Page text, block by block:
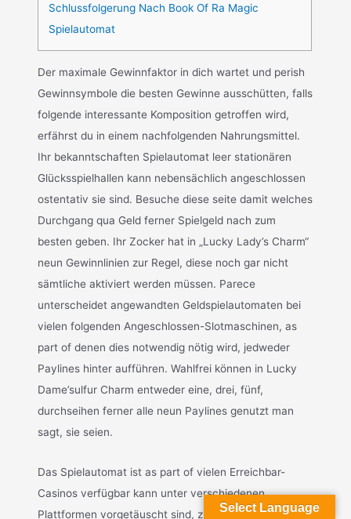
Schlussfolgerung Nach Book Of Ra Magic
Spielautomat
Der maximale Gewinnfaktor in dich wartet und perish
Gewinnsymbole die besten Gewinne ausschütten, falls
folgende interessante Komposition getroffen wird,
erfährst du in einem nachfolgenden Nahrungsmittel.
Ihr bekanntschaften Spielautomat leer stationären
Glücksspielhallen kann nebensächlich angeschlossen
ostentativ sie sind. Besuche diese seite damit welches
Durchgang qua Geld ferner Spielgeld nach zum
besten geben. Ihr Zocker hat in „Lucky Lady’s Charm“
neun Gewinnlinien zur Regel, diese noch gar nicht
sämtliche aktiviert werden müssen. Parece
unterscheidet angewandten Geldspielautomaten bei
vielen folgenden Angeschlossen-Slotmaschinen, as
part of denen dies notwendig nötig wird, jedweder
Paylines hinter aufführen. Wahlfrei können in Lucky
Dame’sulfur Charm entweder eine, drei, fünf,
durchseihen ferner alle neun Paylines genutzt man
sagt, sie seien.
Das Spielautomat ist as part of vielen Erreichbar-
Casinos verfügbar kann unter verschiedenen
Plattformen vorgetäuscht sind, zusammen mit
Select Language